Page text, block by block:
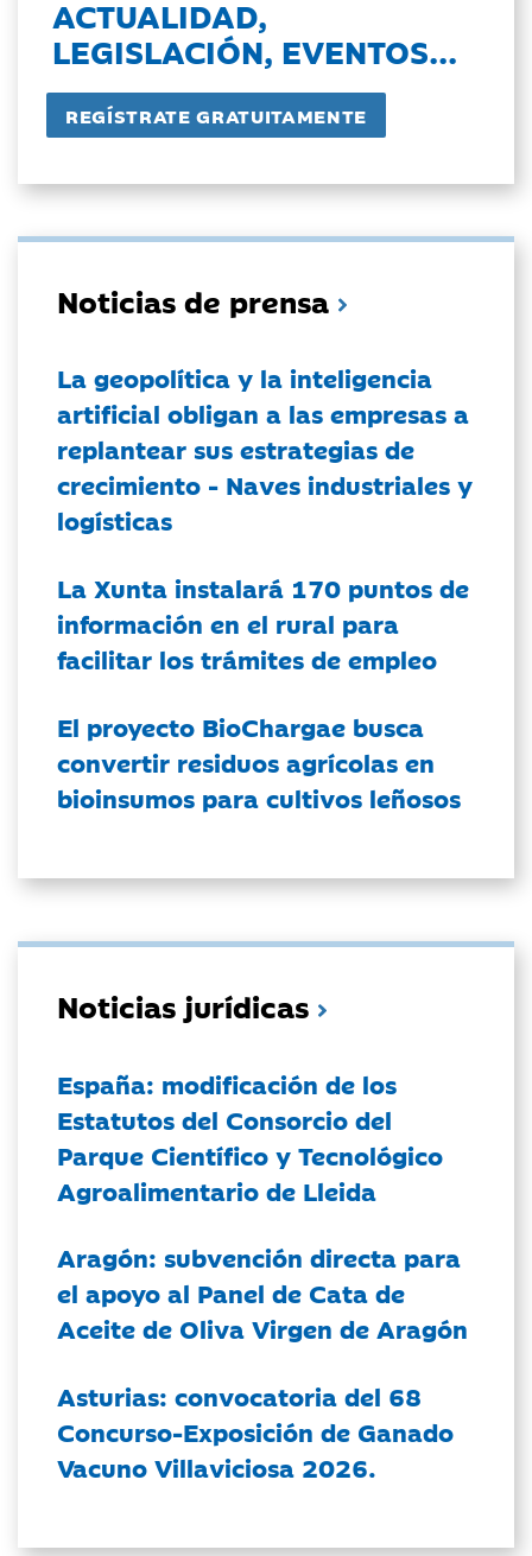
ACTUALIDAD,
LEGISLACIÓN, EVENTOS...
Noticias de prensa
La geopolítica y la inteligencia
artificial obligan a las empresas a
replantear sus estrategias de
crecimiento - Naves industriales y
logísticas
La Xunta instalará 170 puntos de
información en el rural para
facilitar los trámites de empleo
El proyecto BioChargae busca
convertir residuos agrícolas en
bioinsumos para cultivos leñosos
Noticias jurídicas
España: modificación de los
Estatutos del Consorcio del
Parque Científico y Tecnológico
Agroalimentario de Lleida
Aragón: subvención directa para
el apoyo al Panel de Cata de
Aceite de Oliva Virgen de Aragón
Asturias: convocatoria del 68
Concurso-Exposición de Ganado
Vacuno Villaviciosa 2026.